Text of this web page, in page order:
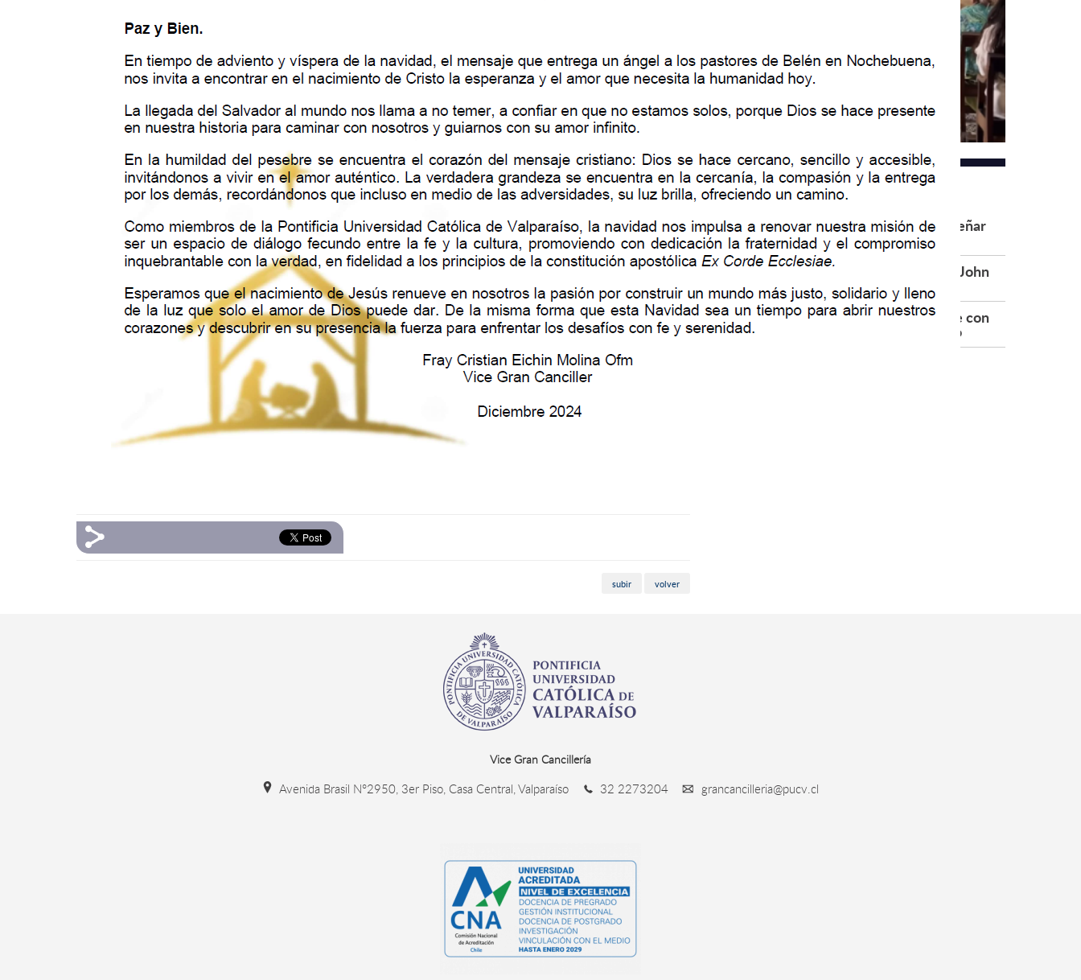
subir volver
Noticias relacionadas
Carta apostólica del Papa León XIV: Diseñar
nuevos mapas de esperanza
PUCV conmemoró el nombramiento de John
Newman como Doctor de la Iglesia
Vice Gran Canciller de la PUCV se reúne con
autoridades de la Diócesis de Valparaíso
Vice Gran Cancillería
Avenida Brasil N°2950, 3er Piso, Casa Central, Valparaíso 32 2273204 grancancilleria@pucv.cl